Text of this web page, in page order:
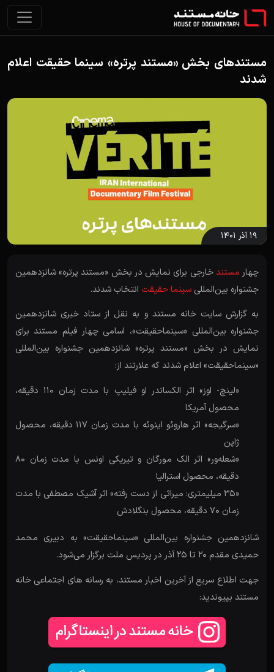
مستندهای بخش «مستند پرتره» سینما حقیقت اعلام
شدند
۱۹ آذر ۱۴۰۱
چهار مستندخارجی برای نمایش در بخش «مستند پرتره» شانزدهمین
جشنواره بین‌المللی سینما حقیقت انتخاب شدند.
به گزارش سایت خانه مستند و به نقل از ستاد خبری شانزدهمین
جشنواره بین‌المللی «سینماحقیقت»، اسامی چهار فیلم مستند برای
نمایش در بخش «مستند پرتره» شانزدهمین جشنواره بین‌المللی
«سینماحقیقت» اعلام شدند که علارتند از:
«لینچ- اوز» اثر الکساندر او فیلیپ با مدت زمان 110 دقیقه،
محصول آمریکا
«سرگیجه» اثر هاروئو اینوئه با مدت زمان 117 دقیقه، محصول
ژاپن
«شعله‌ور» اثر الک مورگان و تیریکی اونس با مدت زمان 80
دقیقه، محصول استرالیا
«35 میلیمتری: میراثی از دست رفته» اثر آشیک مصطفی با مدت
زمان 70 دقیقه، محصول بنگلادش
شانزدهمین جشنواره بین‌المللی «سینماحقیقت» به دبیری محمد
حمیدی مقدم ۲۰ تا ۲۵ آذر در پردیس ملت برگزار می‌شود.
جهت اطلاع سریع از آخرین اخبار مستند، به رسانه های اجتماعی خانه
مستند بپیوندید: